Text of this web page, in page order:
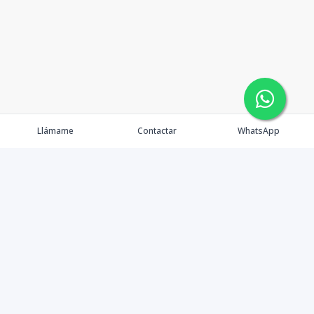
Llámame Contactar WhatsApp